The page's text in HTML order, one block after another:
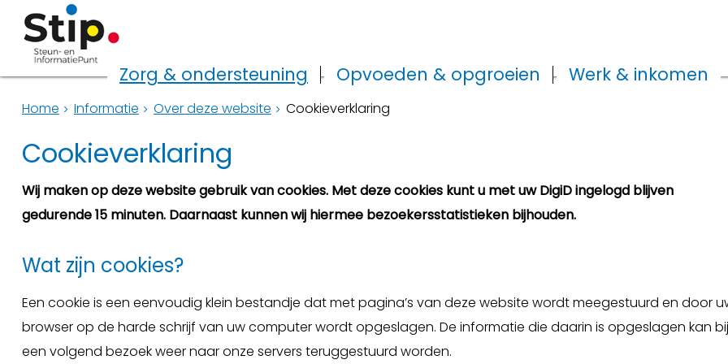
Zorg & ondersteuning Opvoeden & opgroeien Werk & inkomen
Home Informatie Over deze website Cookieverklaring
Cookieverklaring
Wij maken op deze website gebruik van cookies. Met deze cookies kunt u met uw DigiD ingelogd blijven
gedurende 15 minuten. Daarnaast kunnen wij hiermee bezoekersstatistieken bijhouden.
Wat zijn cookies?
Een cookie is een eenvoudig klein bestandje dat met pagina’s van deze website wordt meegestuurd en door
browser op de harde schrijf van uw computer wordt opgeslagen. De informatie die daarin is opgeslagen kan bij
een volgend bezoek weer naar onze servers teruggestuurd worden.